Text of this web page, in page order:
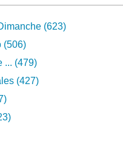
(623)
(506)
... (479)
(427)